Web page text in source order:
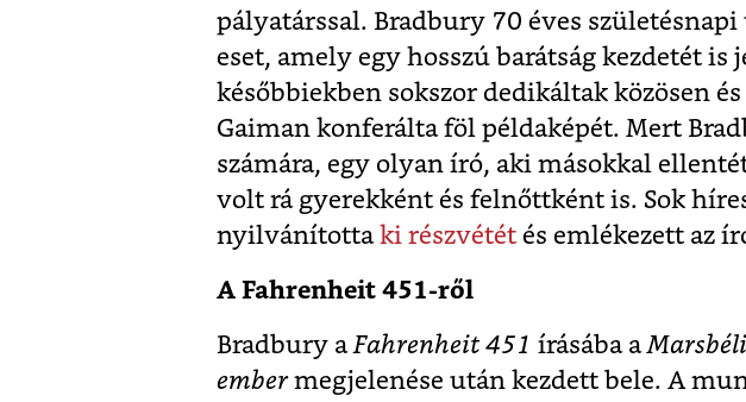
pályatárssal. Bradbury 70 éves
eset, amely egy hosszú barátság kezdetét is
későbbiekben sokszor dedikáltak közösen
Gaiman konferálta föl példaképét. Mert
számára, egy olyan író, aki másokkal
volt rá gyerekként és felnőttként is. Sok
nyilvánítottaki részvétét és emlékezett az
A Fahrenheit 451-ről
Bradbury aFahrenheit 451 írásába a
embermegjelenése után kezdett bele. A